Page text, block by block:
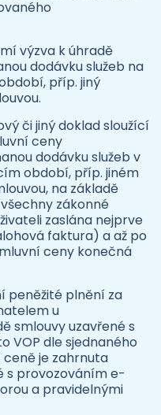
výzva k úhradě
dodávku služeb na
příp. jiný
či jiný doklad sloužící
ceny
dodávku služeb v
období, příp. jiném
na základě
zákonné
zaslána nejprve
faktura) a až po
ceny konečná
peněžité plnění za
u
smlouvy uzavřené s
VOP dle sjednaného
ceně je zahrnuta
s provozováním e-
a pravidelnými